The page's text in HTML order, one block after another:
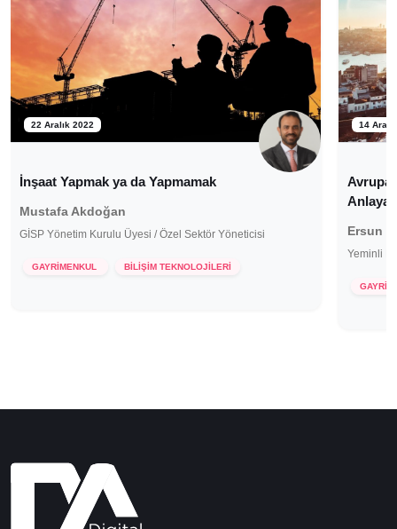
22 Aralık 2022
İnşaat Yapmak ya da Yapmamak
Mustafa Akdoğan
GİSP Yönetim Kurulu Üyesi / Özel Sektör Yöneticisi
GAYRİMENKUL BİLİŞİM TEKNOLOJİLERİ
14
Ersun
Yeminli